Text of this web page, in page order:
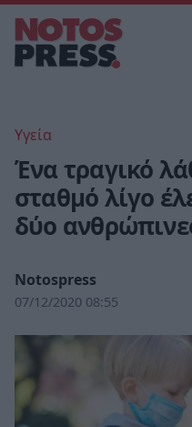
Υγεία
Ένα τραγικό
σταθμό λίγο
δύο
Notospress
07/12/2020 08:55